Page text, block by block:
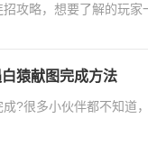
攻略，想要了解的玩家
猿献图完成方法
?很多小伙伴都不知道